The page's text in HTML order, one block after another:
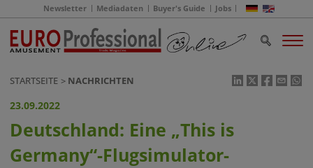
Newsletter Mediadaten Buyer's Guide Jobs
STARTSEITE NACHRICHTEN
23.09.2022
Deutschland: Eine „This is
Germany“-Flugsimulator-